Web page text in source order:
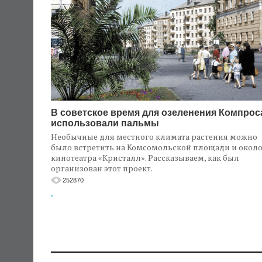
В советское время для озеленения
использовали пальмы
Необычные для местного климата растения можно
было встретить на Комсомольской площади и около
кинотеатра «Кристалл». Рассказываем, как был
организован этот проект.
252870
.